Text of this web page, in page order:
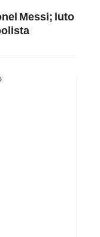
Messi; luto